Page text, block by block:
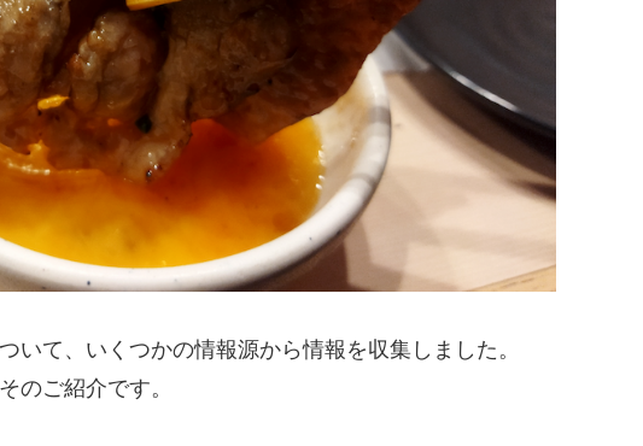
いて、いくつかの情報源から情報を収集しました。
のご紹介です。